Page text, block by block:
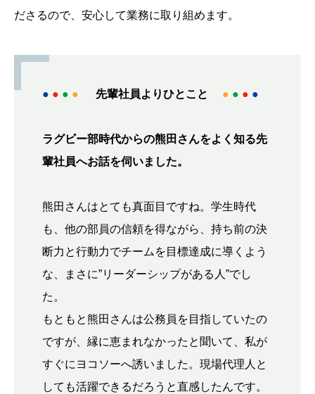
ださるので、安心して業務に取り組めます。
● ● ● ● 先輩社員よりひとこと ● ● ● ●
ラグビー部時代からの熊田さんをよく知る先
輩社員へお話を伺いました。
熊田さんはとても真面目ですね。学生時代
も、他の部員の信頼を得ながら、持ち前の決
断力と行動力でチームを目標達成に導くよう
な、まさに”リーダーシップがある人”でし
た。
もともと熊田さんは公務員を目指していたの
ですが、縁に恵まれなかったと聞いて、私が
すぐにヨコソーへ誘いました。現場代理人と
しても活躍できるだろうと直感したんです。